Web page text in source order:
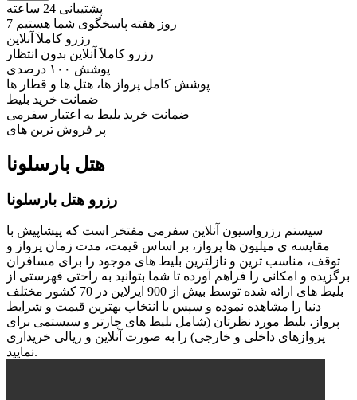
پشتیبانی 24 ساعته
7 روز هفته پاسخگوی شما هستیم
رزرو کاملاَ آنلاین
رزرو کاملاَ آنلاین بدون انتظار
پوشش ۱۰۰ درصدی
پوشش کامل پرواز ها، هتل ها و قطار ها
ضمانت خرید بلیط
ضمانت خرید بلیط به اعتبار سفرمی
پر فروش ترین های
هتل بارسلونا
رزرو هتل بارسلونا
سیستم رزرواسیون آنلاین سفرمی مفتخر است که پیشاپیش با
مقایسه ی میلیون ها پرواز، بر اساس قیمت، مدت زمان پرواز و
توقف، مناسب ترین و نازلترین بلیط های موجود را برای مسافران
برگزیده و امکانی را فراهم آورده تا شما بتوانید به راحتی فهرستی از
بلیط های ارائه شده توسط بیش از 900 ایرلاین در 70 کشور مختلف
دنیا را مشاهده نموده و سپس با انتخاب بهترین قیمت و شرایط
پرواز، بلیط مورد نظرتان (شامل بلیط های چارتر و سیستمی برای
پروازهای داخلی و خارجی) را به صورت آنلاین و ریالی خریداری
نمایید.